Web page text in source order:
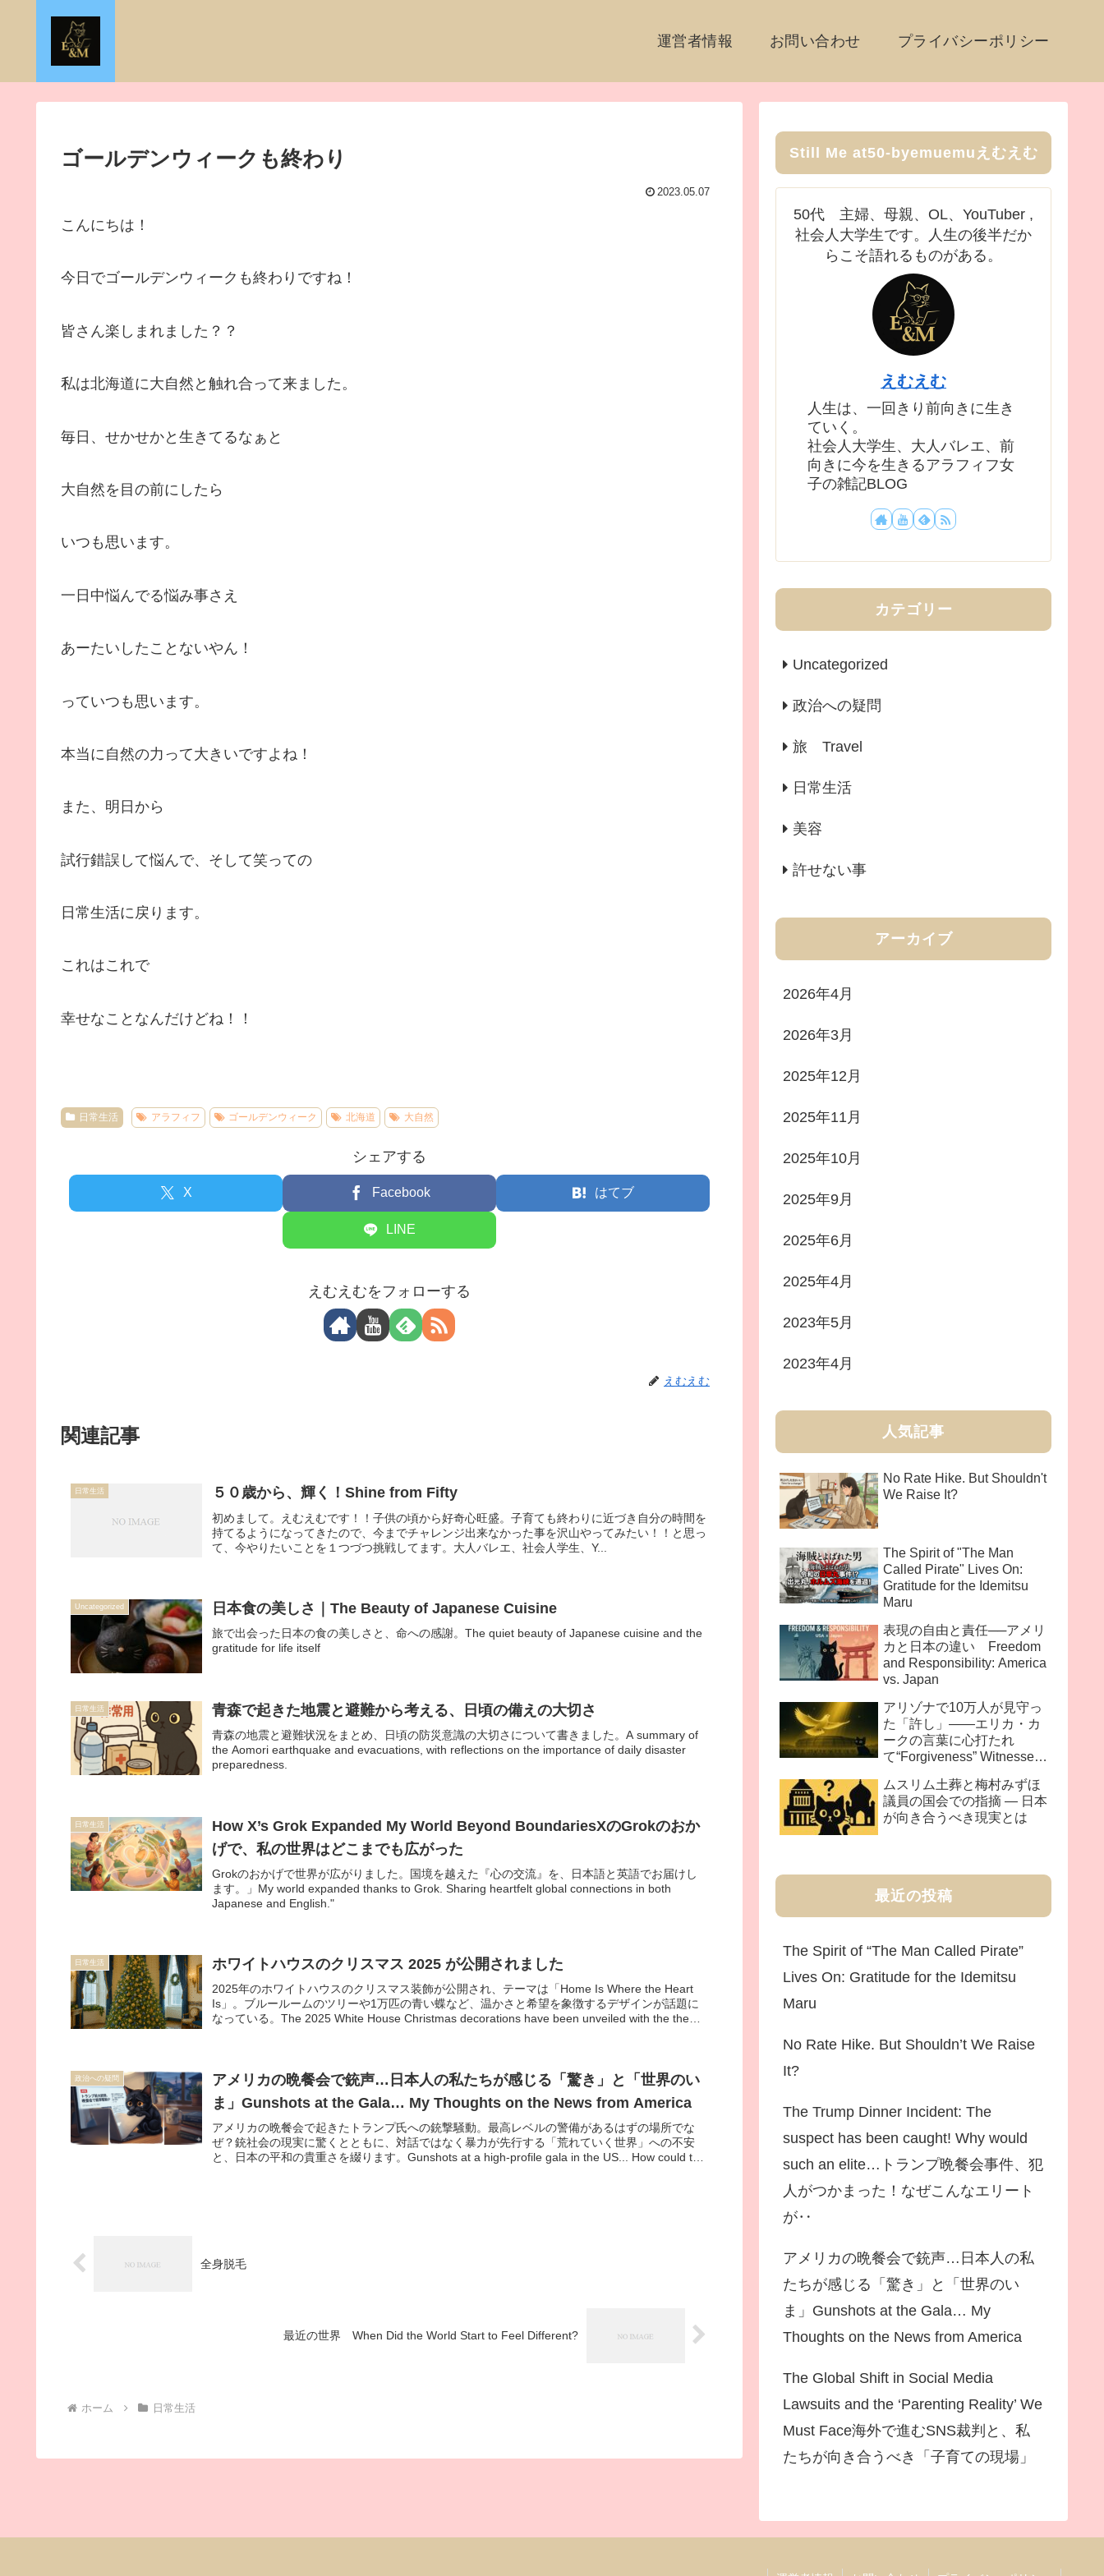
運営者情報 お問い合わせ プライバシーポリシー
ゴールデンウィークも終わり
2023.05.07
こんにちは！
今日でゴールデンウィークも終わりですね！
皆さん楽しまれました？？
私は北海道に大自然と触れ合って来ました。
毎日、せかせかと生きてるなぁと
大自然を目の前にしたら
いつも思います。
一日中悩んでる悩み事さえ
あーたいしたことないやん！
っていつも思います。
本当に自然の力って大きいですよね！
また、明日から
試行錯誤して悩んで、そして笑っての
日常生活に戻ります。
これはこれで
幸せなことなんだけどね！！
日常生活 アラフィフ ゴールデンウィーク 北海道 大自然
シェアする
X Facebook はてブ
LINE
えむえむをフォローする
えむえむ
関連記事
日常生活 ５０歳から、輝く！Shine from Fifty
初めまして。えむえむです！！子供の頃から好奇心旺盛。子育ても終わりに近づき自分の時間を
持てるようになってきたので、今までチャレンジ出来なかった事を沢山やってみたい！！と思っ
て、今やりたいことを１つづつ挑戦してます。大人バレエ、社会人学生、Y...
Uncategorized 日本食の美しさ｜The Beauty of Japanese Cuisine
旅で出会った日本の食の美しさと、命への感謝。The quiet beauty of Japanese cuisine and the
gratitude for life itself
日常生活 青森で起きた地震と避難から考える、日頃の備えの大切さ
青森の地震と避難状況をまとめ、日頃の防災意識の大切さについて書きました。A summary of
the Aomori earthquake and evacuations, with reflections on the importance of daily disaster
preparedness.
日常生活
How X’s Grok Expanded My World Beyond BoundariesXのGrokのおか
げで、私の世界はどこまでも広がった
Grokのおかげで世界が広がりました。国境を越えた『心の交流』を、日本語と英語でお届けし
ます。」My world expanded thanks to Grok. Sharing heartfelt global connections in both
Japanese and English."
日常生活 ホワイトハウスのクリスマス 2025 が公開されました
2025年のホワイトハウスのクリスマス装飾が公開され、テーマは「Home Is Where the Heart
Is」。ブルールームのツリーや1万匹の青い蝶など、温かさと希望を象徴するデザインが話題に
なっている。The 2025 White House Christmas decorations have been unveiled with the theme
政治への疑問
アメリカの晩餐会で銃声…日本人の私たちが感じる「驚き」と「世界のい
ま」Gunshots at the Gala… My Thoughts on the News from America
アメリカの晩餐会で起きたトランプ氏への銃撃騒動。最高レベルの警備があるはずの場所でな
ぜ？銃社会の現実に驚くとともに、対話ではなく暴力が先行する「荒れていく世界」への不安
と、日本の平和の貴重さを綴ります。Gunshots at a high-profile gala in the US... How could this
全身脱毛
最近の世界 When Did the World Start to Feel Different?
ホーム 日常生活
Still Me at50-byemuemuえむえむ
50代 主婦、母親、OL、YouTuber ,
社会人大学生です。人生の後半だか
らこそ語れるものがある。
えむえむ
人生は、一回きり前向きに生き
ていく。
社会人大学生、大人バレエ、前
向きに今を生きるアラフィフ女
子の雑記BLOG
カテゴリー
Uncategorized
政治への疑問
旅 Travel
日常生活
美容
許せない事
アーカイブ
2026年4月
2026年3月
2025年12月
2025年11月
2025年10月
2025年9月
2025年6月
2025年4月
2023年5月
2023年4月
人気記事
No Rate Hike. But Shouldn't
We Raise It?
The Spirit of "The Man
Called Pirate" Lives On:
Gratitude for the Idemitsu
Maru
表現の自由と責任──アメリ
カと日本の違い Freedom
and Responsibility: America
vs. Japan
アリゾナで10万人が見守っ
た「許し」――エリカ・カ
ークの言葉に心打たれ
て“Forgiveness” Witnessed
Moved by the Words of
Erika Kirk
ムスリム土葬と梅村みずほ
議員の国会での指摘 ― 日本
が向き合うべき現実とは
最近の投稿
The Spirit of “The Man Called Pirate”
Lives On: Gratitude for the Idemitsu
Maru
No Rate Hike. But Shouldn’t We Raise
It?
The Trump Dinner Incident: The
suspect has been caught! Why would
such an elite…トランプ晩餐会事件、犯
人がつかまった！なぜこんなエリート
が‥
アメリカの晩餐会で銃声…日本人の私
たちが感じる「驚き」と「世界のい
ま」Gunshots at the Gala… My
Thoughts on the News from America
The Global Shift in Social Media
Lawsuits and the ‘Parenting Reality’ We
Must Face海外で進むSNS裁判と、私
たちが向き合うべき「子育ての現場」